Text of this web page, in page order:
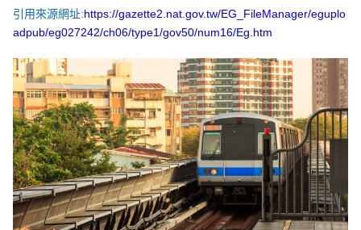
引用來源網址:https://gazette2.nat.gov.tw/EG_FileManager/eguplo
adpub/eg027242/ch06/type1/gov50/num16/Eg.htm